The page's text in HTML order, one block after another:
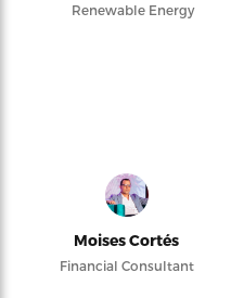
Renewable Energy
Moises Cortés
Financial Consultant